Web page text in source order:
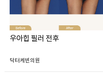
우아힙 필러 전후
닥터케빈의원